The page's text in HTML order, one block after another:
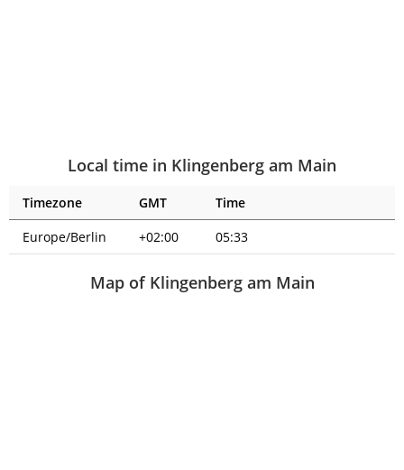
Local time in Klingenberg am Main
Timezone GMT
Time
Europe/Berlin
+02:00 05:33
Map of Klingenberg am Main